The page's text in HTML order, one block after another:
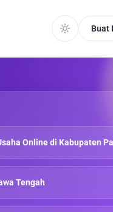
Buat
Online di Kabupaten
Tengah